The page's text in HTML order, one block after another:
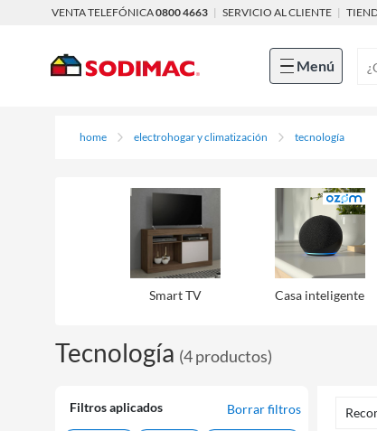
VENTA TELEFÓNICA0800 4663 | SERVICIO AL CLIENTE |
Menú
home electrohogar y climatización tecnología
Smart TV Casa inteligente
Tecnología (4productos)
Filtros aplicados Borrar filtros